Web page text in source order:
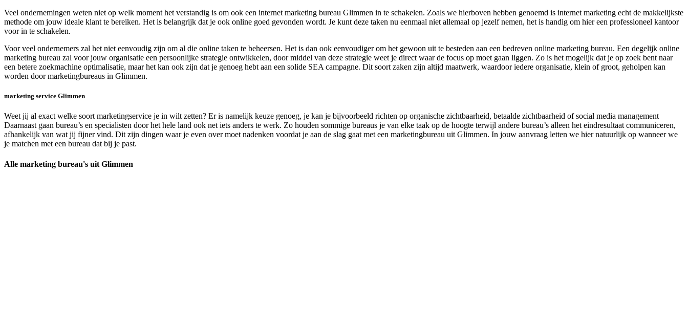
Veel ondernemingen weten niet op welk moment het verstandig is om ook een internet marketing bureau Glimmen in te schakelen. Zoals we hierboven hebben genoemd is internet marketing echt de makkelijkste
methode om jouw ideale klant te bereiken. Het is belangrijk dat je ook online goed gevonden wordt. Je kunt deze taken nu eenmaal niet allemaal op jezelf nemen, het is handig om hier een professioneel kantoor
voor in te schakelen.
Voor veel ondernemers zal het niet eenvoudig zijn om al die online taken te beheersen. Het is dan ook eenvoudiger om het gewoon uit te besteden aan een bedreven online marketing bureau. Een degelijk online
marketing bureau zal voor jouw organisatie een persoonlijke strategie ontwikkelen, door middel van deze strategie weet je direct waar de focus op moet gaan liggen. Zo is het mogelijk dat je op zoek bent naar
een betere zoekmachine optimalisatie, maar het kan ook zijn dat je genoeg hebt aan een solide SEA campagne. Dit soort zaken zijn altijd maatwerk, waardoor iedere organisatie, klein of groot, geholpen kan
worden door marketingbureaus in Glimmen.
marketing service Glimmen
Weet jij al exact welke soort marketingservice je in wilt zetten? Er is namelijk keuze genoeg, je kan je bijvoorbeeld richten op organische zichtbaarheid, betaalde zichtbaarheid of social media management
Daarnaast gaan bureau’s en specialisten door het hele land ook net iets anders te werk. Zo houden sommige bureaus je van elke taak op de hoogte terwijl andere bureau’s alleen het eindresultaat communiceren,
afhankelijk van wat jij fijner vind. Dit zijn dingen waar je even over moet nadenken voordat je aan de slag gaat met een marketingbureau uit Glimmen. In jouw aanvraag letten we hier natuurlijk op wanneer we
je matchen met een bureau dat bij je past.
Alle marketing bureau's uit Glimmen